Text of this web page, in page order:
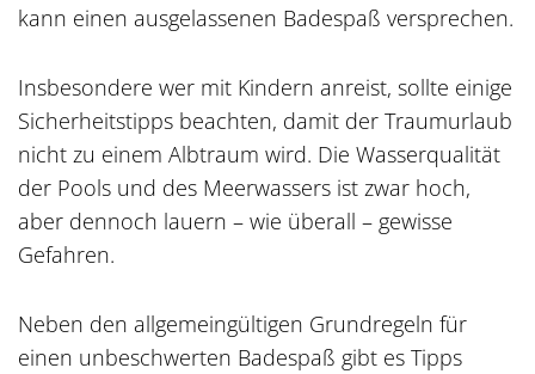
kann einen ausgelassenen Badespaß versprechen.
Insbesondere wer mit Kindern anreist, sollte einige
Sicherheitstipps beachten, damit der Traumurlaub
nicht zu einem Albtraum wird. Die Wasserqualität
der Pools und des Meerwassers ist zwar hoch,
aber dennoch lauern – wie überall – gewisse
Gefahren.
Neben den allgemeingültigen Grundregeln für
einen unbeschwerten Badespaß gibt es Tipps